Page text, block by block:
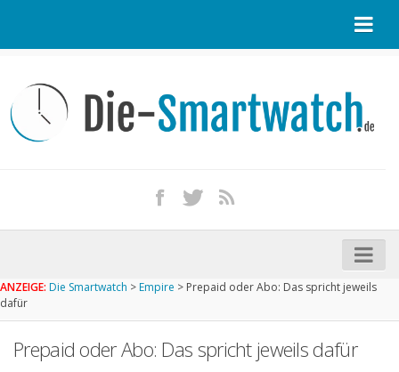
Kontakt / Tipp geben
Impressum
iPhone kaufen
Startseite
Kommende Smartwatches
ANZEIGE: Die Smartwatch >Empire > Prepaid oder Abo: Das spricht jeweils
dafür
Prepaid oder Abo: Das spricht jeweils dafür